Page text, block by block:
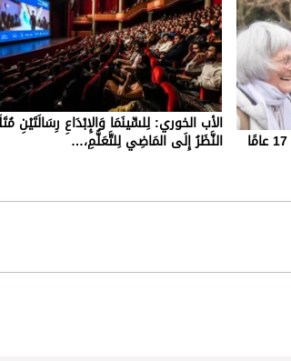
الأب الخوري: لِلسِّينَمَا وَالإِبْدَاعِ رِسَالَتَيْنِ
النَّظَرُ إِلَى المَاضِي لِلتَّعَلُّمِ،…